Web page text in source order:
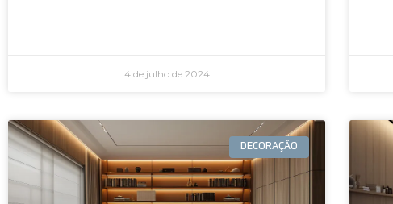
4 de julho de 2024
DECORAÇÃO